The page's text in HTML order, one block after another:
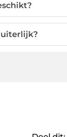
uiterlijk?